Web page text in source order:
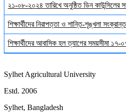
২১-০৮-২০২৪ তারিখে অনুষ্ঠিত ডিন কাউন্সিলের
শিক্ষার্থীদের নিরাপত্তা ও শান্তি-শৃঙ্খলা
শিক্ষার্থীদের আবাসিক হল ত্যাগের সময়সীমা
Sylhet Agricultural University
Estd. 2006
Sylhet, Bangladesh